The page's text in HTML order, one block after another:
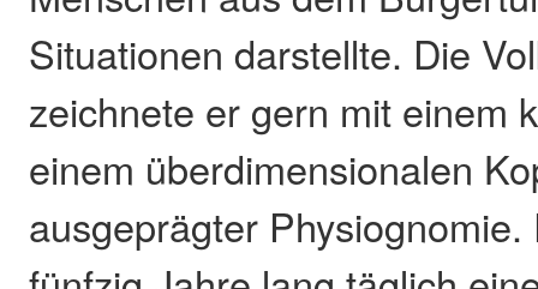
Situationen darstellte. Die
zeichnete er gern mit einem
einem überdimensionalen
ausgeprägter